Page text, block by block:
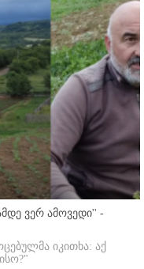
ვერ ამოვედი'' -
იკითხა: აქ